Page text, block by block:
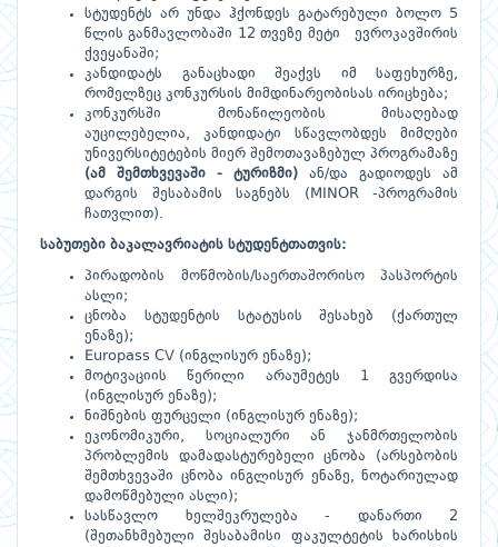
სტუდენტს არ უნდა ჰქონდეს გატარებული ბოლო 5
წლის განმავლობაში 12 თვეზე მეტი ევროკავშირის
ქვეყანაში;
კანდიდატს განაცხადი შეაქვს იმ საფეხურზე,
რომელზეც კონკურსის მიმდინარეობისას ირიცხება;
კონკურსში მონაწილეობის მისაღებად
აუცილებელია, კანდიდატი სწავლობდეს მიმღები
უნივერსიტეტების მიერ შემოთავაზებულ პროგრამაზე
(ამ შემთხვევაში - ტურიზმი) ან/და გადიოდეს ამ
დარგის შესაბამის საგნებს (MINOR -პროგრამის
ჩათვლით).
საბუთები ბაკალავრიატის სტუდენტთათვის:
პირადობის მოწმობის/საერთაშორისო პასპორტის
ასლი;
ცნობა სტუდენტის სტატუსის შესახებ (ქართულ
ენაზე);
Europass CV (ინგლისურ ენაზე);
მოტივაციის წერილი არაუმეტეს 1 გვერდისა
(ინგლისურ ენაზე);
ნიშნების ფურცელი (ინგლისურ ენაზე);
ეკონომიკური, სოციალური ან ჯანმრთელობის
პრობლემის დამადასტურებელი ცნობა (არსებობის
შემთხვევაში ცნობა ინგლისურ ენაზე, ნოტარიულად
დამოწმებული ასლი);
სასწავლო ხელშეკრულება - დანართი 2
(შეთანხმებული შესაბამისი ფაკულტეტის ხარისხის